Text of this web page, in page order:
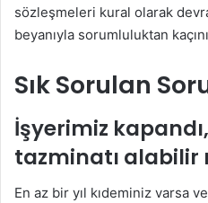
sözleşmeleri kural olarak
beyanıyla sorumluluktan
Sık Sorulan
İşyerimiz
tazminatı alabilir
En az bir yıl kıdeminiz varsa